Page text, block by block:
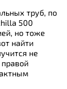
труб, по
500
но тоже
найти
не
правой